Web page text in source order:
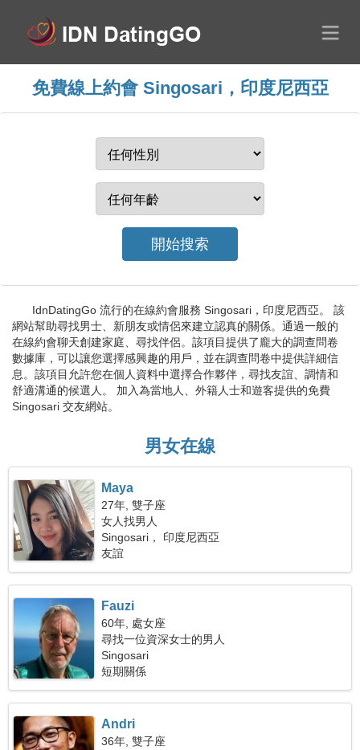
免費線上約會 Singosari，印度尼西亞
IdnDatingGo 流行的在線約會服務 Singosari，印度尼西亞。 該
網站幫助尋找男士、新朋友或情侶來建立認真的關係。通過一般的
在線約會聊天創建家庭、尋找伴侶。該項目提供了龐大的調查問卷
數據庫，可以讓您選擇感興趣的用戶，並在調查問卷中提供詳細信
息。該項目允許您在個人資料中選擇合作夥伴，尋找友誼、調情和
舒適溝通的候選人。 加入為當地人、外籍人士和遊客提供的免費
Singosari 交友網站。
男女在線
Maya
27年, 雙子座
女人找男人
Singosari， 印度尼西亞
友誼
Fauzi
60年, 處女座
尋找一位資深女士的男人
Singosari
短期關係
Andri
36年, 雙子座